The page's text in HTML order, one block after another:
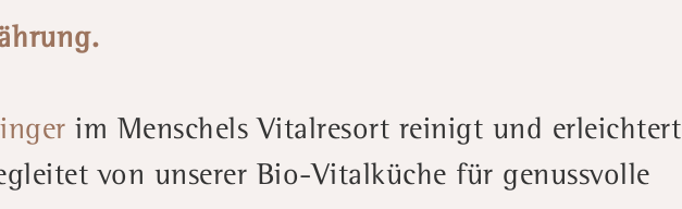
im Menschels Vitalresort reinigt und erleichtert
von unserer Bio-Vitalküche für genussvolle